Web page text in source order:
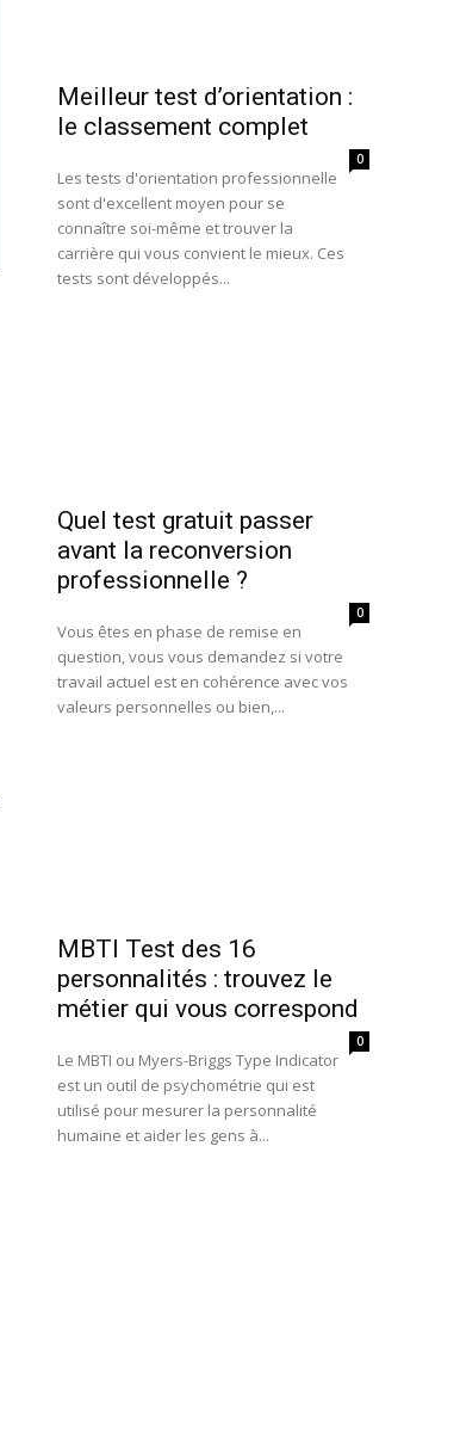
Meilleur test d’orientation :
le classement complet
0
Les tests d'orientation professionnelle
sont d'excellent moyen pour se
connaître soi-même et trouver la
carrière qui vous convient le mieux. Ces
tests sont développés...
Quel test gratuit passer
avant la reconversion
professionnelle ?
0
Vous êtes en phase de remise en
question, vous vous demandez si votre
travail actuel est en cohérence avec vos
valeurs personnelles ou bien,...
MBTI Test des 16
personnalités : trouvez le
métier qui vous correspond
0
Le MBTI ou Myers-Briggs Type Indicator
est un outil de psychométrie qui est
utilisé pour mesurer la personnalité
humaine et aider les gens à...